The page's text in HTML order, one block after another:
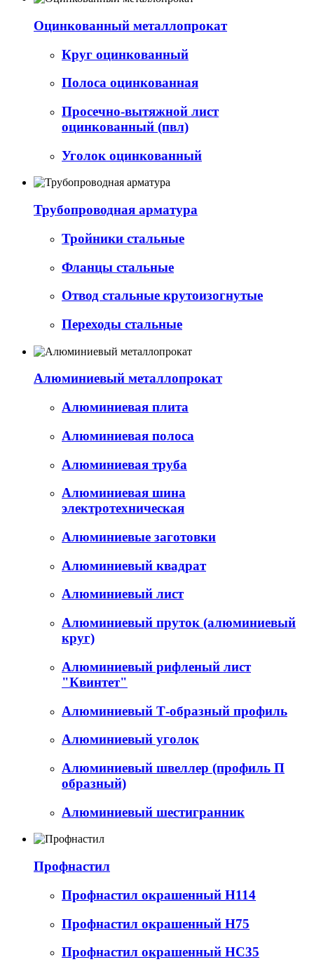
Оцинкованный металлопрокат
Круг оцинкованный
Полоса оцинкованная
Просечно-вытяжной лист
оцинкованный (пвл)
Уголок оцинкованный
Трубопроводная арматура
Тройники стальные
Фланцы стальные
Отвод стальные крутоизогнутые
Переходы стальные
Алюминиевый металлопрокат
Алюминиевая плита
Алюминиевая полоса
Алюминиевая труба
Алюминиевая шина
электротехническая
Алюминиевые заготовки
Алюминиевый квадрат
Алюминиевый лист
Алюминиевый пруток (алюминиевый
круг)
Алюминиевый рифленый лист
"Квинтет"
Алюминиевый Т-образный профиль
Алюминиевый уголок
Алюминиевый швеллер (профиль П
образный)
Алюминиевый шестигранник
Профнастил
Профнастил окрашенный Н114
Профнастил окрашенный Н75
Профнастил окрашенный НС35